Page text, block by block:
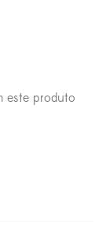
este produto